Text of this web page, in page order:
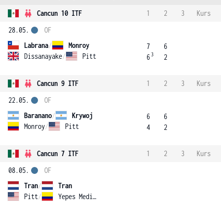
Cancun 10 ITF 1 2 3
Kurs
28.05.
Labrana/
Monroy
Dissanayake/ Pitt
OF
7
6 3
6
2
Cancun 9 ITF 1 2 3
Kurs
22.05.
Baranano/
Krywoj
Monroy/ Pitt
OF
6
4
6
2
Cancun 7 ITF 1 2 3
Kurs
08.05.
Tran/
Tran
Pitt/ Yepes Medina
OF